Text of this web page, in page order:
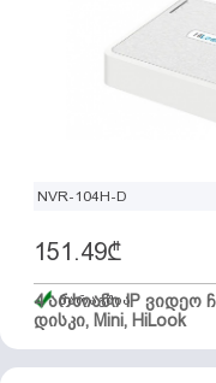
NVR-104H-D
4 არხიანი IP ვიდეო
დისკი, Mini, HiLook
151.49₾
მარაგშია